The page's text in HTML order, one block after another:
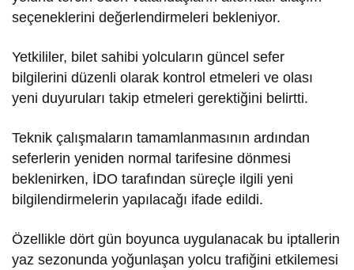
seçeneklerini değerlendirmeleri bekleniyor.
Yetkililer, bilet sahibi yolcuların güncel sefer
bilgilerini düzenli olarak kontrol etmeleri ve olası
yeni duyuruları takip etmeleri gerektiğini belirtti.
Teknik çalışmaların tamamlanmasının ardından
seferlerin yeniden normal tarifesine dönmesi
beklenirken, İDO tarafından süreçle ilgili yeni
bilgilendirmelerin yapılacağı ifade edildi.
Özellikle dört gün boyunca uygulanacak bu iptallerin
yaz sezonunda yoğunlaşan yolcu trafiğini etkilemesi